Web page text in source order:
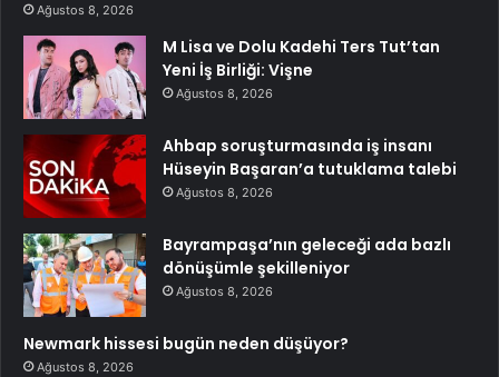
Ağustos 8, 2026
M Lisa ve Dolu Kadehi Ters Tut’tan
Yeni İş Birliği: Vişne
Ağustos 8, 2026
Ahbap soruşturmasında iş insanı
Hüseyin Başaran’a tutuklama talebi
Ağustos 8, 2026
Bayrampaşa’nın geleceği ada bazlı
dönüşümle şekilleniyor
Ağustos 8, 2026
Newmark hissesi bugün neden düşüyor?
Ağustos 8, 2026